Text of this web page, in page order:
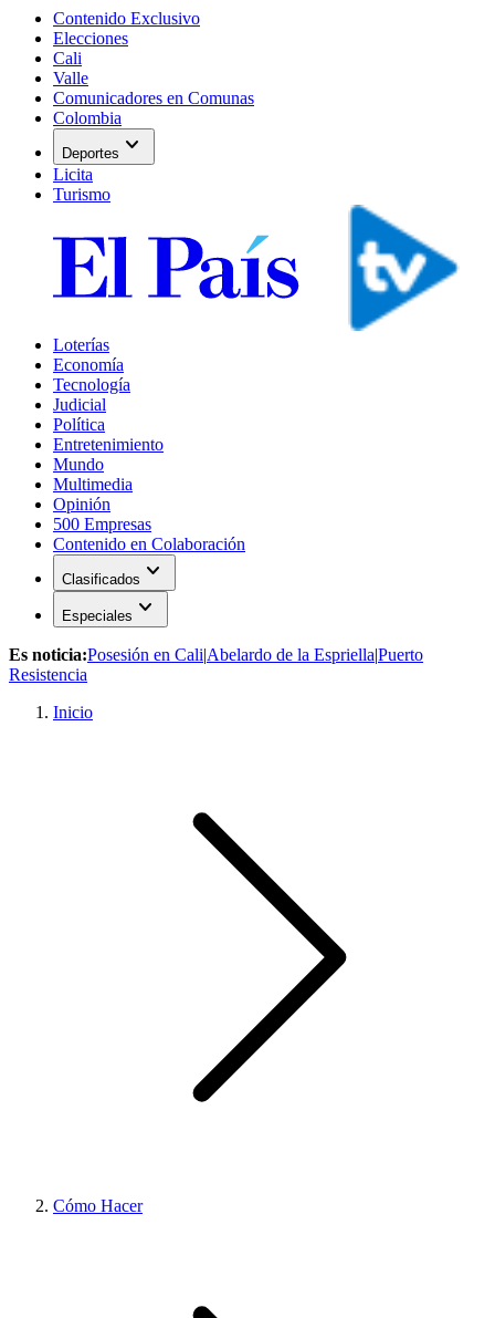
Contenido Exclusivo
Elecciones
Cali
Valle
Comunicadores en Comunas
Colombia
Deportes expand_more
Licita
Turismo
Loterías
Economía
Tecnología
Judicial
Política
Entretenimiento
Mundo
Multimedia
Opinión
500 Empresas
Contenido en Colaboración
Clasificados expand_more
Especiales expand_more
Es noticia:Posesión en Cali|Abelardo de la Espriella|Puerto
Resistencia
Inicio
Cómo Hacer